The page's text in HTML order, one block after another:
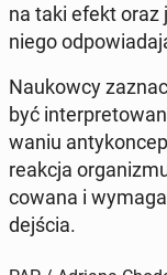
na taki efekt oraz
niego
Na­ukow­cy
być
wa­niu
reakcja
co­wa­na i
dej­ścia.